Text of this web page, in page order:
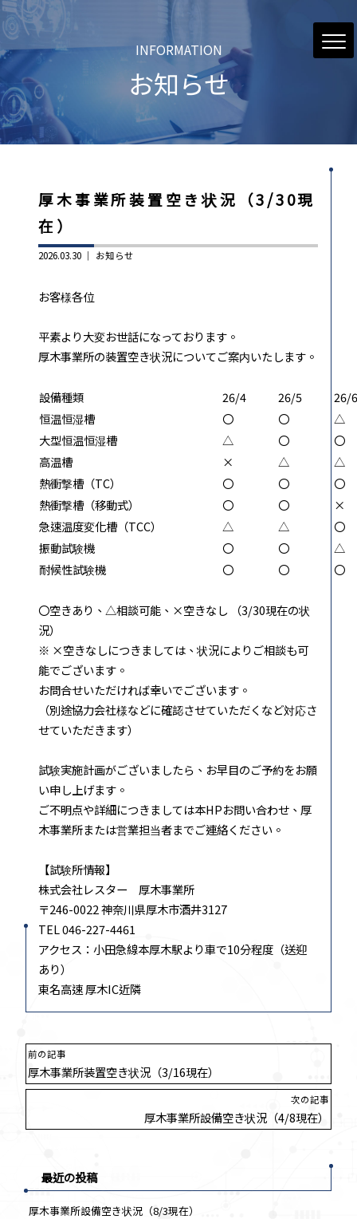
INFORMATION
お知らせ
厚木事業所装置空き状況（3/30現
在）
2026.03.30 ｜ お知らせ
お客様各位
平素より大変お世話になっております。
厚木事業所の装置空き状況についてご案内いたします。
設備種類 26/4 26/5
26/
恒温恒湿槽
〇 〇
△
大型恒温恒湿槽
△ 〇
〇
高温槽
× △
△
熱衝撃槽（TC）
〇 〇
〇
熱衝撃槽（移動式）
〇 〇
×
急速温度変化槽（TCC）
△ △
〇
振動試験機
〇 〇
△
耐候性試験機
〇 〇 〇
〇空きあり、△相談可能、×空きなし （3/30現在の状
況）
※ ×空きなしにつきましては、状況によりご相談も可
能でございます。
お問合せいただければ幸いでございます。
（別途協力会社様などに確認させていただくなど対応さ
せていただきます）
試験実施計画がございましたら、お早目のご予約をお願
い申し上げます。
ご不明点や詳細につきましては本HPお問い合わせ、厚
木事業所または営業担当者までご連絡ください。
【試験所情報】
株式会社レスター 厚木事業所
〒246-0022 神奈川県厚木市酒井3127
TEL 046-227-4461
アクセス：小田急線本厚木駅より車で10分程度（送迎
あり）
東名高速 厚木IC近隣
前の記事
厚木事業所装置空き状況（3/16現在）
次の記事
厚木事業所設備空き状況（4/8現在）
最近の投稿
厚木事業所設備空き状況（8/3現在）